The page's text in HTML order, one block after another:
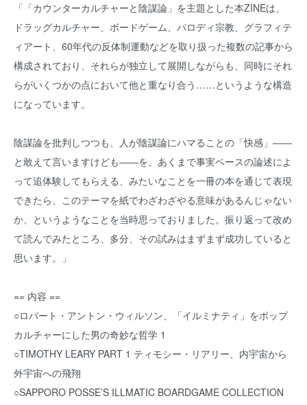
「「カウンターカルチャーと陰謀論」を主題とした本ZINEは、
ドラッグカルチャー、ボードゲーム、パロディ宗教、グラフィテ
ィアート、60年代の反体制運動などを取り扱った複数の記事から
構成されており、それらが独立して展開しながらも、同時にそれ
らがいくつかの点において他と重なり合う……というような構造
になっています。
陰謀論を批判しつつも、人が陰謀論にハマることの「快感」――
と敢えて言いますけども――を、あくまで事実ベースの論述によ
って追体験してもらえる、みたいなことを一冊の本を通じて表現
できたら、このテーマを紙でわざわざやる意味があるんじゃない
か、というようなことを当時思っておりました。振り返って改め
て読んでみたところ、多分、その試みはまずまず成功していると
思います。」
== 内容 ==
○ロバート・アントン・ウィルソン、「イルミナティ」をポップ
カルチャーにした男の奇妙な哲学 1
○TIMOTHY LEARY PART 1 ティモシー・リアリー、内宇宙から
外宇宙への飛翔
○SAPPORO POSSE’S ILLMATIC BOARDGAME COLLECTION